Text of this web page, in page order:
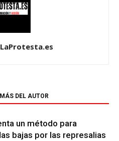
MÁS DEL AUTOR
un método para
bajas por las represalias